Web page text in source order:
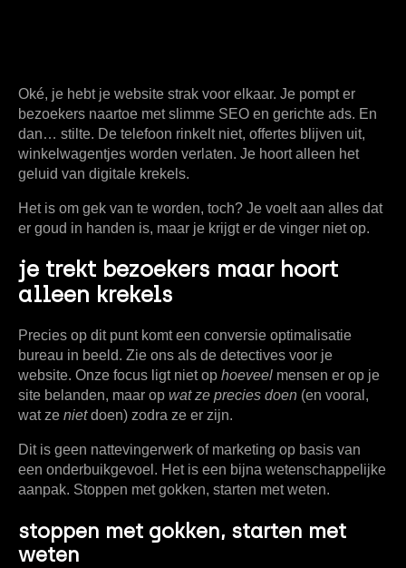
Oké, je hebt je website strak voor elkaar. Je pompt er
bezoekers naartoe met slimme SEO en gerichte ads. En
dan… stilte. De telefoon rinkelt niet, offertes blijven uit,
winkelwagentjes worden verlaten. Je hoort alleen het
geluid van digitale krekels.
Het is om gek van te worden, toch? Je voelt aan alles dat
er goud in handen is, maar je krijgt er de vinger niet op.
je trekt bezoekers maar hoort
alleen krekels
Precies op dit punt komt een conversie optimalisatie
bureau in beeld. Zie ons als de detectives voor je
website. Onze focus ligt niet op hoeveel mensen er op je
site belanden, maar op wat ze precies doen (en vooral,
wat ze nietdoen) zodra ze er zijn.
Dit is geen nattevingerwerk of marketing op basis van
een onderbuikgevoel. Het is een bijna wetenschappelijke
aanpak. Stoppen met gokken, starten met weten.
stoppen met gokken, starten met
weten